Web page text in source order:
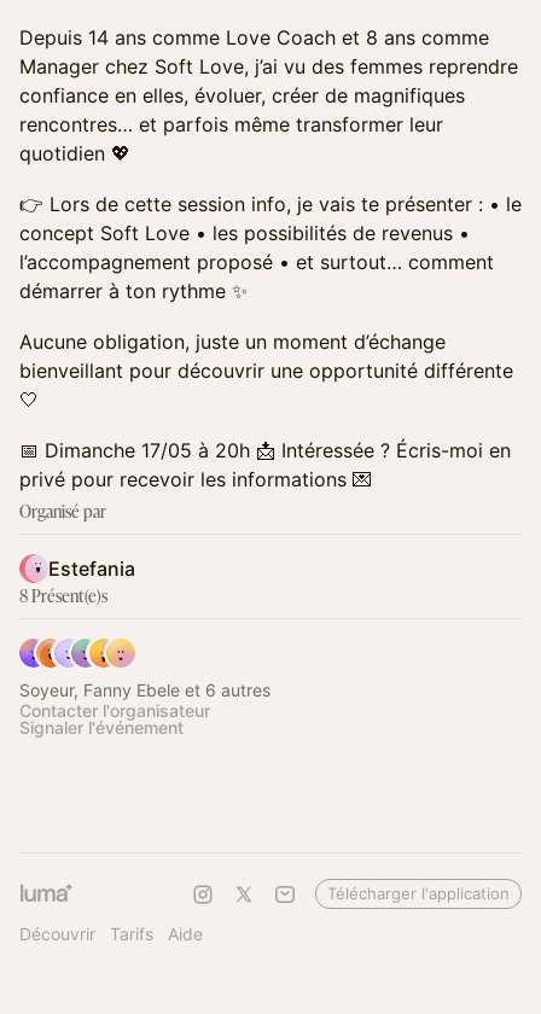
Depuis 14 ans comme Love Coach et 8 ans comme
Manager chez Soft Love, j’ai vu des femmes reprendre
confiance en elles, évoluer, créer de magnifiques
rencontres… et parfois même transformer leur
quotidien 💖
👉 Lors de cette session info, je vais te présenter : • le
concept Soft Love • les possibilités de revenus •
l’accompagnement proposé • et surtout… comment
démarrer à ton rythme ✨
Aucune obligation, juste un moment d’échange
bienveillant pour découvrir une opportunité différente
🤍
📅 Dimanche 17/05 à 20h 📩 Intéressée ? Écris-moi en
privé pour recevoir les informations 💌
Organisé par
Estefania
8 Présent(e)s
Soyeur, Fanny Ebele et 6 autres
Contacter l'organisateur
Signaler l'événement
Découvrir Tarifs Aide
Télécharger l'application